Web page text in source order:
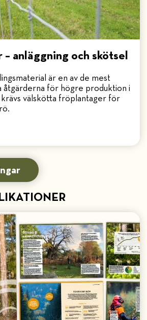
anläggning och skötsel
är en av de mest
åtgärderna för högre produktion i
välskötta fröplantager för